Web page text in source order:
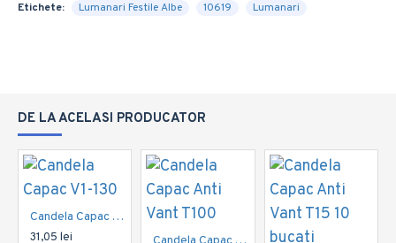
Etichete: Lumanari Festile Albe 10619 Lumanari
DE LA ACELASI PRODUCATOR
Candela Capac V1-130
31,05 lei